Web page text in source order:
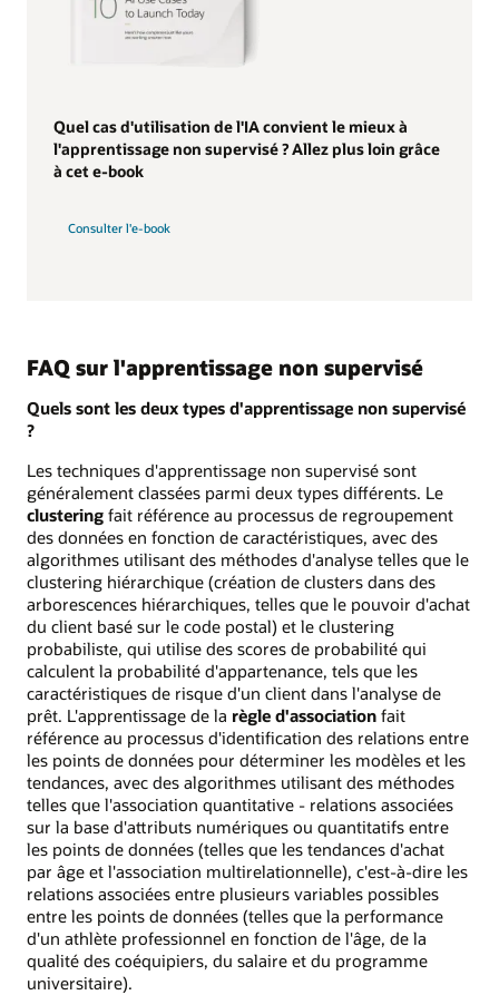
Quel cas d'utilisation de l'IA convient le mieux à
l'apprentissage non supervisé ? Allez plus loin grâce
à cet e-book
Consulter l'e-book
FAQ sur l'apprentissage non supervisé
Quels sont les deux types d'apprentissage non supervisé
?
Les techniques d'apprentissage non supervisé sont
généralement classées parmi deux types différents. Le
clustering fait référence au processus de regroupement
des données en fonction de caractéristiques, avec des
algorithmes utilisant des méthodes d'analyse telles que le
clustering hiérarchique (création de clusters dans des
arborescences hiérarchiques, telles que le pouvoir d'achat
du client basé sur le code postal) et le clustering
probabiliste, qui utilise des scores de probabilité qui
calculent la probabilité d'appartenance, tels que les
caractéristiques de risque d'un client dans l'analyse de
prêt. L'apprentissage de la règle d'association fait
référence au processus d'identification des relations entre
les points de données pour déterminer les modèles et les
tendances, avec des algorithmes utilisant des méthodes
telles que l'association quantitative - relations associées
sur la base d'attributs numériques ou quantitatifs entre
les points de données (telles que les tendances d'achat
par âge et l'association multirelationnelle), c'est-à-dire les
relations associées entre plusieurs variables possibles
entre les points de données (telles que la performance
d'un athlète professionnel en fonction de l'âge, de la
qualité des coéquipiers, du salaire et du programme
universitaire).